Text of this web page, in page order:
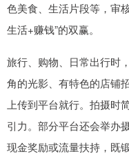
色美食、生活片段等，审
生活+赚钱”的双赢。
旅行、购物、日常出行时
角的光影、有特色的店铺
上传到平台就行。拍摄时
引力。部分平台还会举办
现金奖励或流量扶持，既